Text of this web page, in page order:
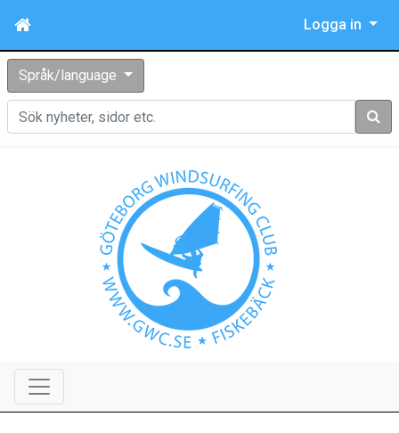
Logga in
Språk/language
Sök